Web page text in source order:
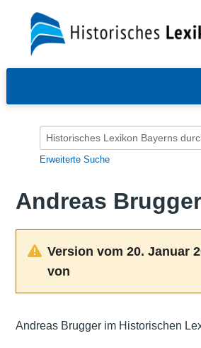
Erweiterte Suche
Andreas Brugger
Version vom 20. Januar
von
Andreas Brugger im Historischen